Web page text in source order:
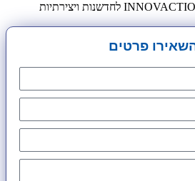
זוכת הפרס העולמי INNOVACTION לחדשנות ויצירתיות
פרטים